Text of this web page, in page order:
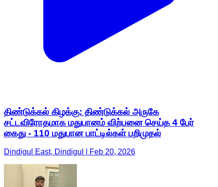
திண்டுக்கல் கிழக்கு: திண்டுக்கல் அருகே
சட்டவிரோதமாக மதுபானம் விற்பனை செய்த 4 பேர்
கைது - 110 மதுபான பாட்டில்கள் பறிமுதல்
Dindigul East, Dindigul | Feb 20, 2026